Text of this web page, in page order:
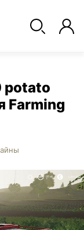
potato
Farming